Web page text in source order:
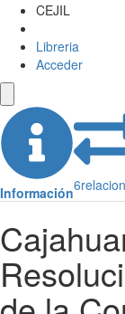
CEJIL
Libreria
Acceder
Información6